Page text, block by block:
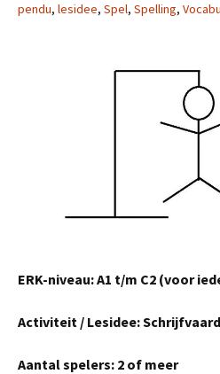
pendu, lesidee, Spel, Spelling,
ERK-niveau: A1 t/m C2 (voor
Activiteit / Lesidee:
Aantal spelers: 2 of meer